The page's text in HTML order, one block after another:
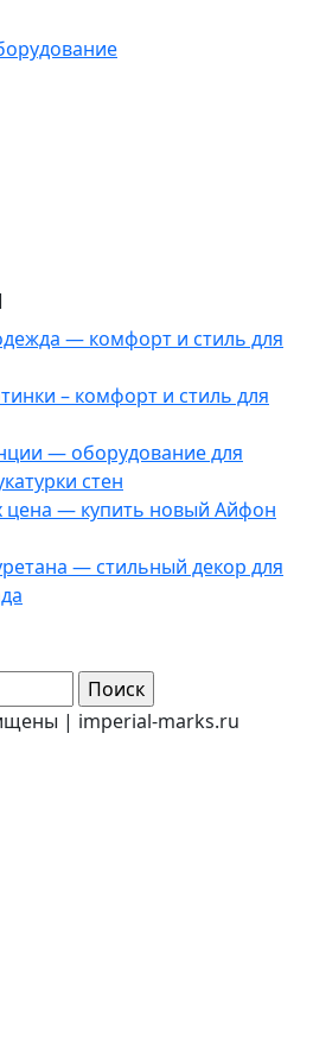
— комфорт и стиль для
– комфорт и стиль для
— оборудование для
стен
цена — купить новый Айфон
— стильный декор для
| imperial-marks.ru